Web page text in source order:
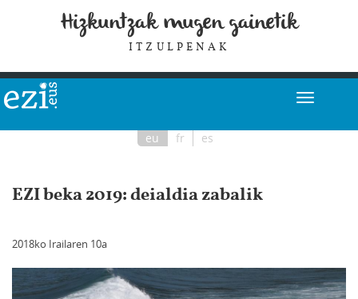
Hizkuntzak mugen gainetik
ITZULPENAK
eu fr es
EZI beka 2019: deialdia zabalik
2018ko Irailaren 10a